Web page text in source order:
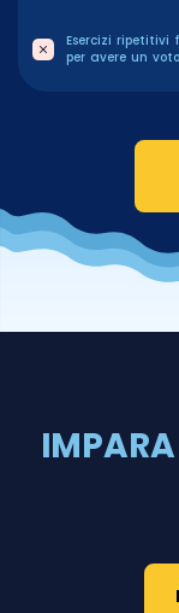
Esercizi ripetitivi
per avere un